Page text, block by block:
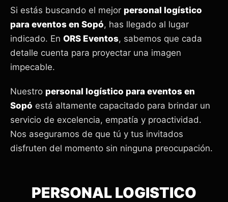
Si estás buscando el mejor personal logístico
para eventos en Sopó, has llegado al lugar
indicado. En ORS Eventos, sabemos que cada
detalle cuenta para proyectar una imagen
impecable.
Nuestro personal logístico para eventos en
Sopó está altamente capacitado para brindar un
servicio de excelencia, empatía y proactividad.
Nos aseguramos de que tú y tus invitados
disfruten del momento sin ninguna preocupación.
PERSONAL LOGISTICO